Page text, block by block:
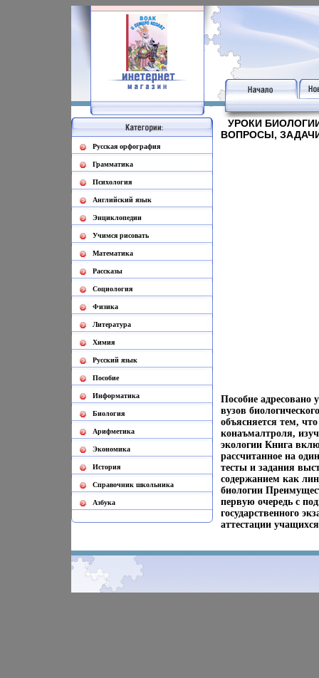
Русская орфография
Грамматика
Психология
Английский язык
Энциклопедии
Учимся рисовать
Математика
Рассказы
Социология
Физика
Литература
Химия
Русский язык
Пособие
Информатика
Биология
Арифметика
Экономика
История
Cправочник школьника
Азбука
УРОКИ
ВОПРОСЫ,
Пособие адресовано
вузов
объясняется тем,
конаъмалтроля,
экологии Книга
рассчитанное на
тесты и задания
содержанием как
биологии
первую очередь с
государственного
аттестации